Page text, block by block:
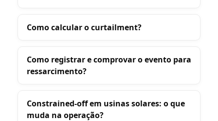
Como calcular o curtailment?
Como registrar e comprovar o evento para
ressarcimento?
Constrained-off em usinas solares: o que
muda na operação?